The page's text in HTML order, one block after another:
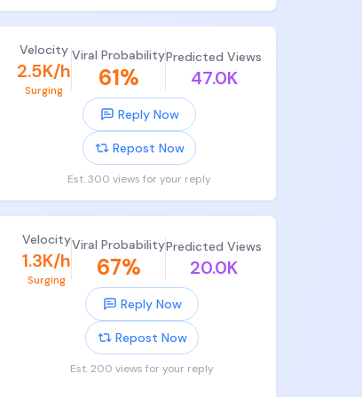
Velocity
2.5K/h
Surging
Viral Probability
61%
Predicted Views
47.0K
Reply Now
Repost Now
Est. 300 views for your reply
Velocity
1.3K/h
Surging
Viral Probability
67%
Predicted Views
20.0K
Reply Now
Repost Now
Est. 200 views for your reply